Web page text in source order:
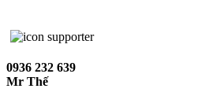
0936 232 639
Mr Thế